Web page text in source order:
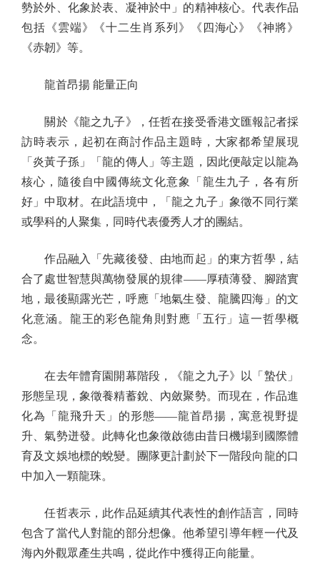
勢於外、化象於表、凝神於中」的精神核心。代表作品
包括《雲端》《十二生肖系列》《四海心》《神將》
《赤韌》等。
龍首昂揚 能量正向
關於《龍之九子》，任哲在接受香港文匯報記者採
訪時表示，起初在商討作品主題時，大家都希望展現
「炎黃子孫」「龍的傳人」等主題，因此便敲定以龍為
核心，隨後自中國傳統文化意象「龍生九子，各有所
好」中取材。在此語境中，「龍之九子」象徵不同行業
或學科的人聚集，同時代表優秀人才的團結。
作品融入「先藏後發、由地而起」的東方哲學，結
合了處世智慧與萬物發展的規律——厚積薄發、腳踏實
地，最後顯露光芒，呼應「地氣生發、龍騰四海」的文
化意涵。龍王的彩色龍角則對應「五行」這一哲學概
念。
在去年體育園開幕階段，《龍之九子》以「蟄伏」
形態呈現，象徵養精蓄銳、內斂聚勢。而現在，作品進
化為「龍飛升天」的形態——龍首昂揚，寓意視野提
升、氣勢迸發。此轉化也象徵啟德由昔日機場到國際體
育及文娛地標的蛻變。團隊更計劃於下一階段向龍的口
中加入一顆龍珠。
任哲表示，此作品延續其代表性的創作語言，同時
包含了當代人對龍的部分想像。他希望引導年輕一代及
海內外觀眾產生共鳴，從此作中獲得正向能量。